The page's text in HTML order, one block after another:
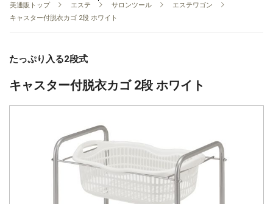
美通販トップ エステ サロンツール
エステワゴン
キャスター付脱衣カゴ 2段 ホワイト
たっぷり入る2段式
キャスター付脱衣カゴ 2段 ホワイト